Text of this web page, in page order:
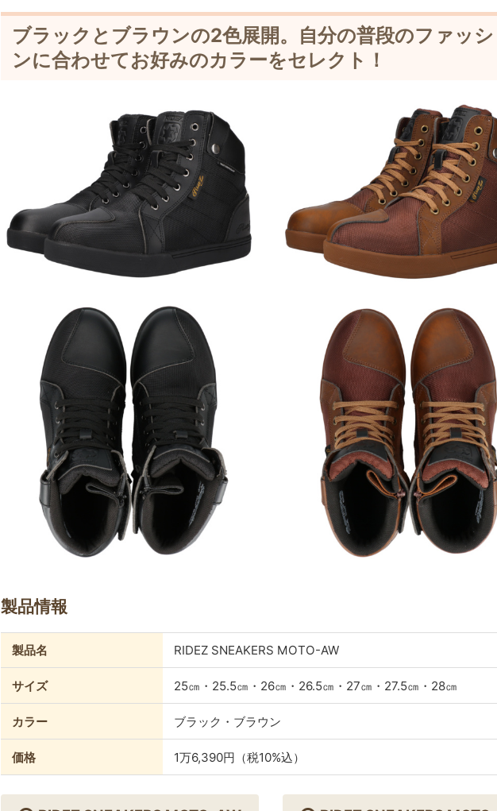
ブラックとブラウンの2色展開。自分の普段のファッ
ンに合わせてお好みのカラーをセレクト！
製品情報
製品名 RIDEZ SNEAKERS MOTO-AW
サイズ 25㎝・25.5㎝・26㎝・26.5㎝・27㎝・27.5㎝・28㎝
カラー ブラック・ブラウン
価格 1万6,390円（税10%込）